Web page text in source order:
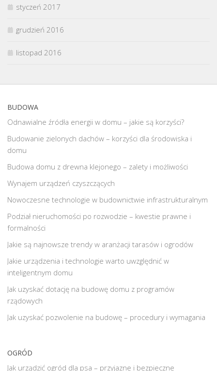
styczeń 2017
grudzień 2016
listopad 2016
BUDOWA
Odnawialne źródła energii w domu – jakie są korzyści?
Budowanie zielonych dachów – korzyści dla środowiska i
domu
Budowa domu z drewna klejonego – zalety i możliwości
Wynajem urządzeń czyszczących
Nowoczesne technologie w budownictwie infrastrukturalnym
Podział nieruchomości po rozwodzie – kwestie prawne i
formalności
Jakie są najnowsze trendy w aranżacji tarasów i ogrodów
Jakie urządzenia i technologie warto uwzględnić w
inteligentnym domu
Jak uzyskać dotację na budowę domu z programów
rządowych
Jak uzyskać pozwolenie na budowę – procedury i wymagania
OGRÓD
Jak urządzić ogród dla psa – przyjazne i bezpieczne